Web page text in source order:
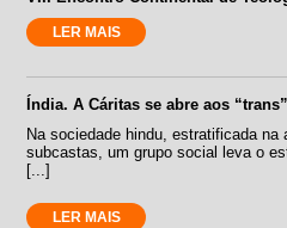
LER MAIS
Índia. A Cáritas se abre aos “trans”
Na sociedade hindu, estratificada
subcastas, um grupo social leva o
[...]
LER MAIS